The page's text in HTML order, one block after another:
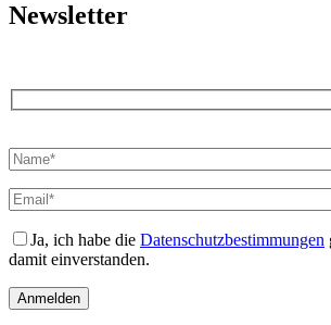
Newsletter
lasse
Feld
leer.
Ja, ich habe die Datenschutzbestimmungen
damit einverstanden.
Anmelden